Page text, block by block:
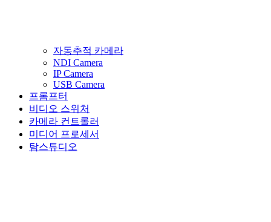
자동추적 카메라
NDI Camera
IP Camera
USB Camera
프롬프터
비디오 스위처
카메라 컨트롤러
미디어 프로세서
탐스튜디오